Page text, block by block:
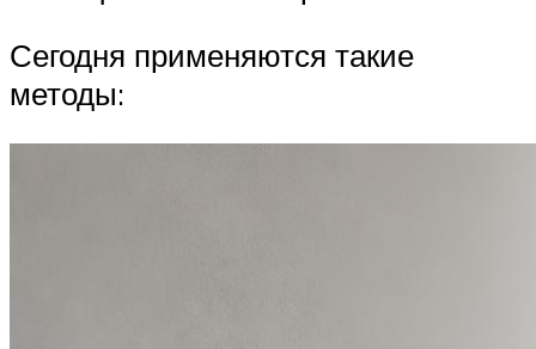
Сегодня применяются такие
методы: